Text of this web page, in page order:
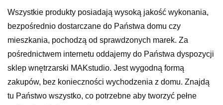
Wszystkie produkty posiadają wysoką jakość wykonania,
bezpośrednio dostarczane do Państwa domu czy
mieszkania, pochodzą od sprawdzonych marek. Za
pośrednictwem internetu oddajemy do Państwa dyspozycji
sklep wnętrzarski MAKstudio. Jest wygodną formą
zakupów, bez konieczności wychodzenia z domu. Znajdą
tu Państwo wszystko, co potrzebne aby tworzyć pełne